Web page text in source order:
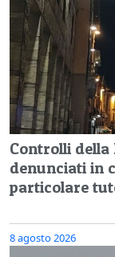
Controlli
denunciati in
particolare
8 agosto 2026